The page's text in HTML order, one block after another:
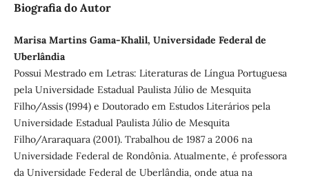
Biografia do Autor
Marisa Martins Gama-Khalil, Universidade Federal de
Uberlândia
Possui Mestrado em Letras: Literaturas de Língua Portuguesa
pela Universidade Estadual Paulista Júlio de Mesquita
Filho/Assis (1994) e Doutorado em Estudos Literários pela
Universidade Estadual Paulista Júlio de Mesquita
Filho/Araraquara (2001). Trabalhou de 1987 a 2006 na
Universidade Federal de Rondônia. Atualmente, é professora
da Universidade Federal de Uberlândia, onde atua na